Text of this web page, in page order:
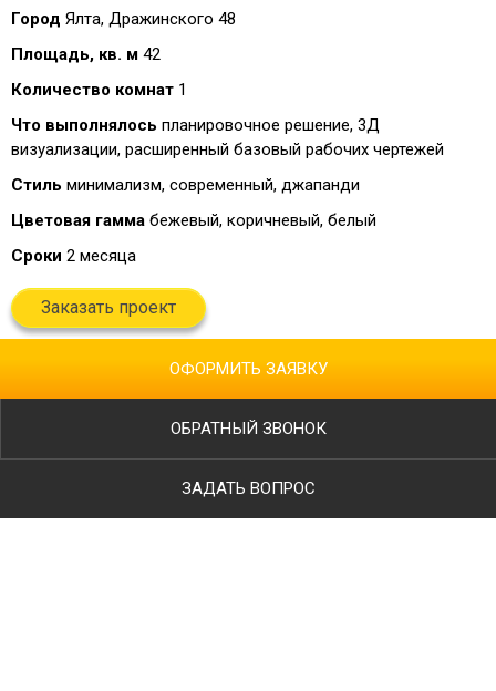
Город Ялта, Дражинского 48
Площадь, кв. м 42
Количество комнат 1
Что выполнялось планировочное решение, 3Д
визуализации, расширенный базовый рабочих чертежей
Стиль минимализм, современный, джапанди
Цветовая гамма бежевый, коричневый, белый
Сроки 2 месяца
Заказать проект
ОФОРМИТЬ ЗАЯВКУ
ОБРАТНЫЙ ЗВОНОК
ЗАДАТЬ ВОПРОС